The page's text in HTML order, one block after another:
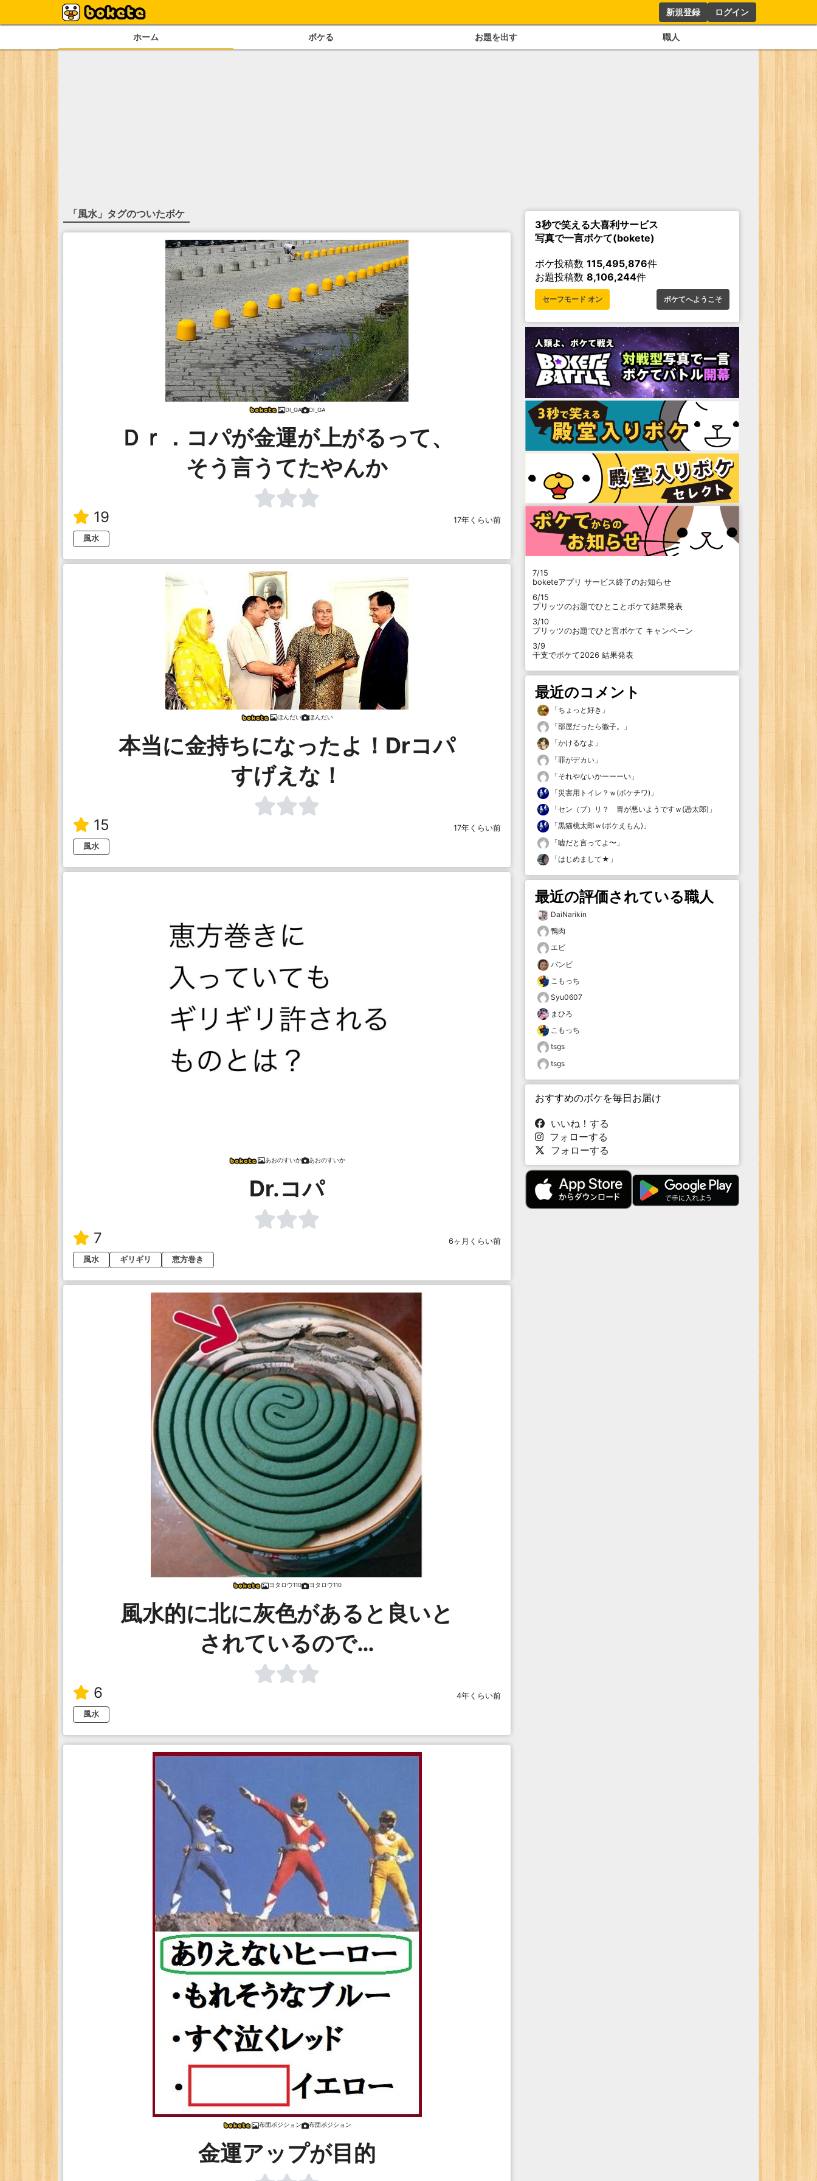
新規登録 ログイン
ホーム ボケる お題を出す 職人
「風水 」タグのついたボケ
DI_GA DI_GA
Ｄｒ．コパが金運が上がるって、
そう言うてたやんか
19
17年くらい前
風水
ほんだい ほんだい
本当に金持ちになったよ！Drコパ
すげえな！
15
17年くらい前
風水
あおのすいか あおのすいか
Dr.コパ
7
6ヶ月くらい前
風水
ギリギリ 恵方巻き
ヨタロウ110 ヨタロウ110
風水的に北に灰色があると良いと
されているので…
6
4年くらい前
風水
布団ポジション 布団ポジション
金運アップが目的
3秒で笑える大喜利サービス
写真で一言ボケて(bokete)
ボケ投稿数 115,495,876件
お題投稿数 8,106,244件
セーフモード オン ボケてへようこそ
7/15
boketeアプリ サービス終了のお知らせ
6/15
プリッツのお題でひとことボケて結果発表
3/10
プリッツのお題でひと言ボケて キャンペーン
3/9
干支でボケて2026 結果発表
最近のコメント
「ちょっと好き 」
「部屋だったら徹子。
」
「かけるなよ 」
「罪がデカい 」
「それやないかーーーい 」
「災害用トイレ？ｗ(ボケチワ) 」
「セン（ブ）リ？ 胃が悪いようですｗ(憑太郎) 」
「黒猫桃太郎ｗ(ボケえもん) 」
「嘘だと言ってよ〜 」
「はじめまして★ 」
最近の評価されている職人
DaiNarikin
鴨肉
エビ
バンビ
こもっち
Syu0607
まひろ
こもっち
tsgs
tsgs
おすすめのボケを毎日お届け
いいね！する
フォローする
フォローする